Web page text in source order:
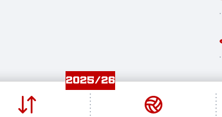
2025/26